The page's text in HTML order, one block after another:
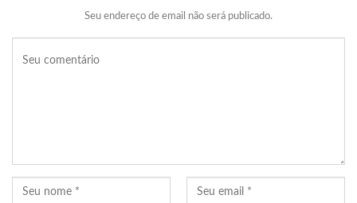
Seu endereço de email não será publicado.